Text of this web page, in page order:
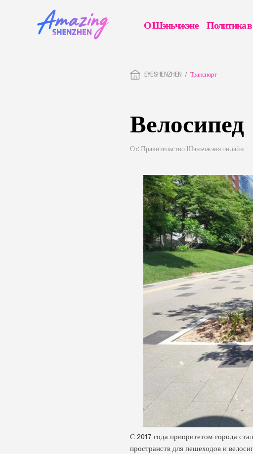
EYESHENZHEN Транспорт
Велосипед
От: Правительство Шэньчжэня онлайн
С 2017 года приоритетом города
пространств для пешеходов и
О Шэньчжэне Политика